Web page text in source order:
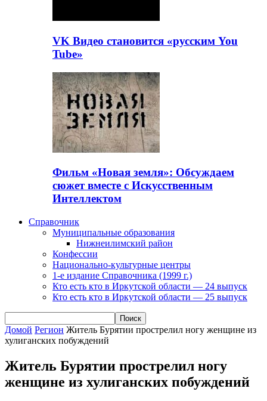
VK Видео становится «русским You
Tube»
Фильм «Новая земля»: Обсуждаем
сюжет вместе с Искусственным
Интеллектом
Справочник
Муниципальные образования
Нижнеилимский район
Конфессии
Национально-культурные центры
1-е издание Справочника (1999 г.)
Кто есть кто в Иркутской области — 24 выпуск
Кто есть кто в Иркутской области — 25 выпуск
Домой Регион Житель Бурятии прострелил ногу женщине из
хулиганских побуждений
Житель Бурятии прострелил ногу
женщине из хулиганских побуждений